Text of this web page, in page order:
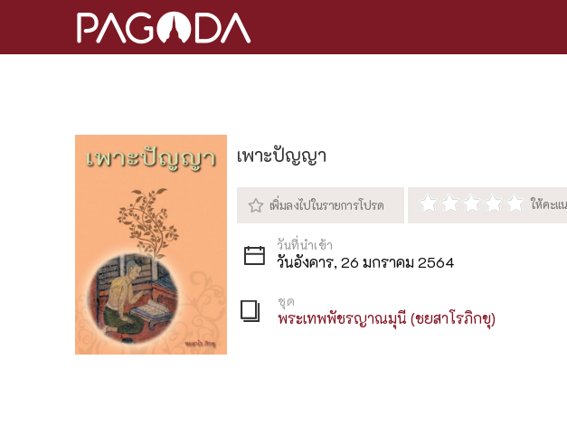
เพาะปัญญา
วันอังคาร, 26 มกราคม 2564
ชุด
พระเทพพัชรญาณมุนี (ชยสาโรภิกขุ)